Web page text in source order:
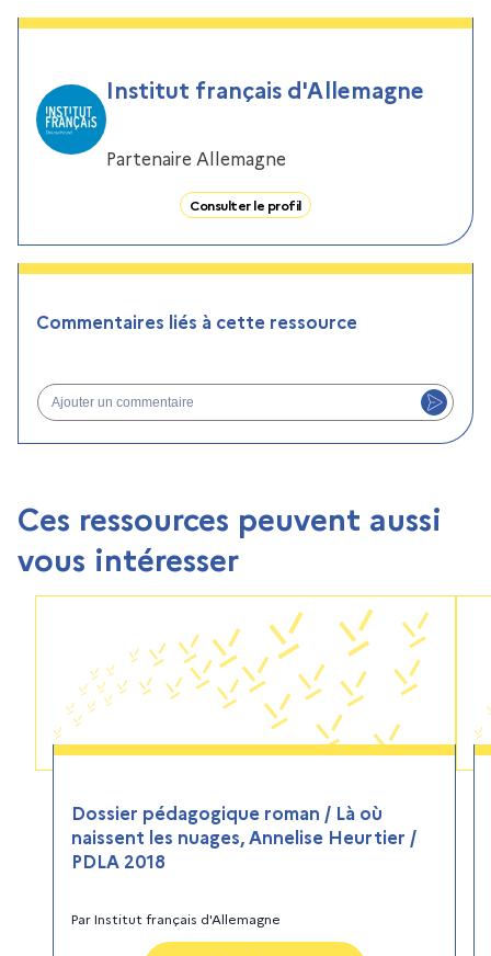
Institut français d'Allemagne
Partenaire Allemagne
Consulter le profil
Commentaires liés à cette ressource
Ajouter un commentaire
Ces ressources peuvent aussi
vous intéresser
Dossier pédagogique roman / Là où
naissent les nuages, Annelise Heurtier /
PDLA 2018
ParInstitut français d'Allemagne